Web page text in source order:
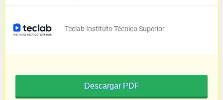
Teclab Instituto Técnico Superior
Descargar PDF